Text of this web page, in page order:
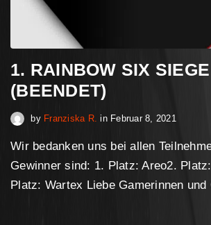
1. RAINBOW SIX
(BEENDET)
by Franziska R. in Februar 8, 2021
Wir bedanken uns bei allen
Gewinner sind: 1. Platz: Areo2.
Platz: Wartex Liebe Gamerinnen